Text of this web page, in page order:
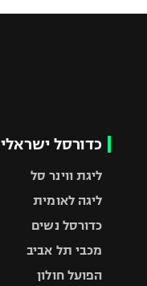
כדורסל ישראלי
ליגת ווינר סל
ליגה לאומית
כדורסל נשים
מכבי תל אביב
הפועל חולון